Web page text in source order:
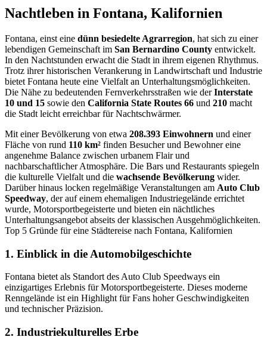
Nachtleben in Fontana, Kalifornien
Fontana, einst eine dünn besiedelte Agrarregion, hat sich zu einer
lebendigen Gemeinschaft im San Bernardino County entwickelt.
In den Nachtstunden erwacht die Stadt in ihrem eigenen Rhythmus.
Trotz ihrer historischen Verankerung in Landwirtschaft und Industrie
bietet Fontana heute eine Vielfalt an Unterhaltungsmöglichkeiten.
Die Nähe zu bedeutenden Fernverkehrsstraßen wie derInterstate
10 und 15 sowie den California State Routes 66 und 210 macht
die Stadt leicht erreichbar für Nachtschwärmer.
Mit einer Bevölkerung von etwa 208.393 Einwohnern und einer
Fläche von rund 110 km² finden Besucher und Bewohner eine
angenehme Balance zwischen urbanem Flair und
nachbarschaftlicher Atmosphäre. Die Bars und Restaurants spiegeln
die kulturelle Vielfalt und die wachsende Bevölkerung wider.
Darüber hinaus locken regelmäßige Veranstaltungen am Auto Club
Speedway, der auf einem ehemaligen Industriegelände errichtet
wurde, Motorsportbegeisterte und bieten ein nächtliches
Unterhaltungsangebot abseits der klassischen Ausgehmöglichkeiten.
Top 5 Gründe für eine Städtereise nach Fontana, Kalifornien
1. Einblick in die Automobilgeschichte
Fontana bietet als Standort des Auto Club Speedways ein
einzigartiges Erlebnis für Motorsportbegeisterte. Dieses moderne
Renngelände ist ein Highlight für Fans hoher Geschwindigkeiten
und technischer Präzision.
2. Industriekulturelles Erbe